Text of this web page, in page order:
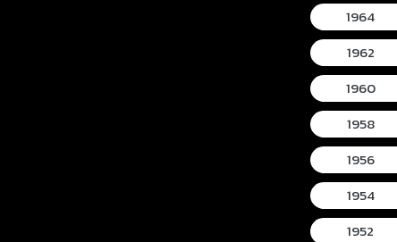
1964
1962
1960
1958
1956
1954
1952